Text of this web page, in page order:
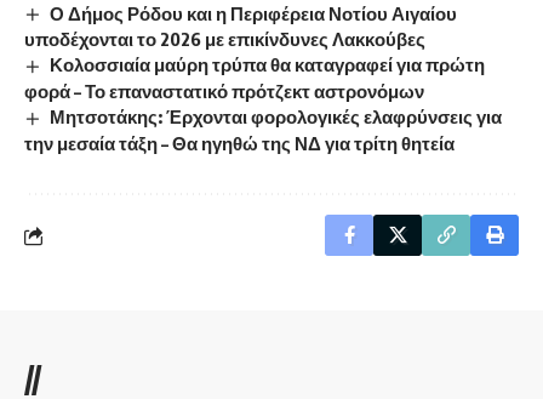
Ο Δήμος Ρόδου και η Περιφέρεια Νοτίου Αιγαίου
υποδέχονται το 2026 με επικίνδυνες Λακκούβες
Κολοσσιαία μαύρη τρύπα θα καταγραφεί για πρώτη
φορά – Το επαναστατικό πρότζεκτ αστρονόμων
Μητσοτάκης: Έρχονται φορολογικές ελαφρύνσεις για
την μεσαία τάξη – Θα ηγηθώ της ΝΔ για τρίτη θητεία
//